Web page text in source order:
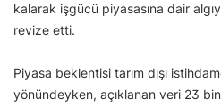
kalarak işgücü piyasasına dair
revize etti.
Piyasa beklentisi tarım dışı
yönündeyken, açıklanan veri 23